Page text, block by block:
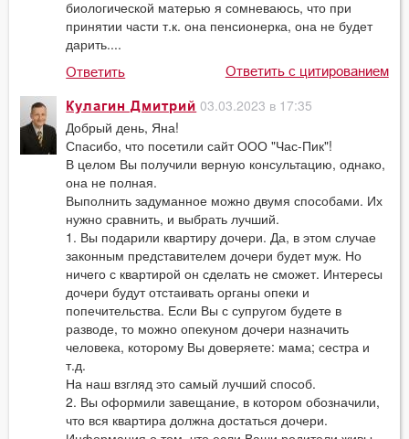
биологической матерью я сомневаюсь, что при
принятии части т.к. она пенсионерка, она не будет
дарить....
Ответить Ответить с цитированием
Кулагин Дмитрий 03.03.2023 в 17:35
Добрый день, Яна!
Спасибо, что посетили сайт ООО "Час-Пик"!
В целом Вы получили верную консультацию, однако,
она не полная.
Выполнить задуманное можно двумя способами. Их
нужно сравнить, и выбрать лучший.
1. Вы подарили квартиру дочери. Да, в этом случае
законным представителем дочери будет муж. Но
ничего с квартирой он сделать не сможет. Интересы
дочери будут отстаивать органы опеки и
попечительства. Если Вы с супругом будете в
разводе, то можно опекуном дочери назначить
человека, которому Вы доверяете: мама; сестра и
т.д.
На наш взгляд это самый лучший способ.
2. Вы оформили завещание, в котором обозначили,
что вся квартира должна достаться дочери.